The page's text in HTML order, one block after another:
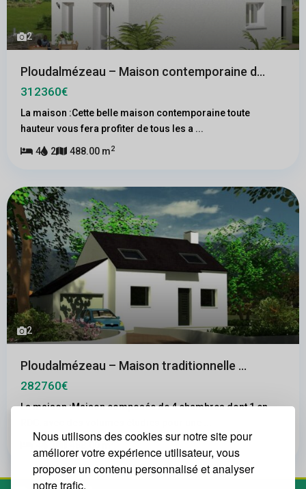
Nous utilisons des cookies sur notre site pour
améliorer votre expérience utilisateur, vous
proposer un contenu personnalisé et analyser
notre trafic.
2
Ploudalmézeau – Maison contemporaine d...
312360€
La maison :Cette belle maison contemporaine toute
hauteur vous fera profiter de tous les a ...
4 2 488.00 m2
2
Ploudalmézeau – Maison traditionnelle ...
282760€
La maison :Maison composée de 4 chambres dont 1 en
2